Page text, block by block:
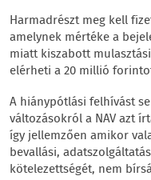
Harmadrészt meg kell
amelynek mértéke a
miatt kiszabott
elérheti a 20 millió
A hiánypótlási felhívást
változásokról a NAV azt
így jellemzően amikor
bevallási,
kötelezettségét, nem